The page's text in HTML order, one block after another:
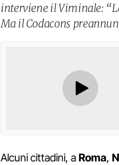
interviene il Viminale:
Ma il Codacons
Alcuni cittadini, aRoma,